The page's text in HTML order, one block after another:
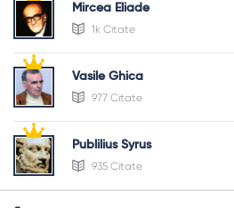
Mircea Eliade
1k Citate
Vasile Ghica
977 Citate
Publilius Syrus
935 Citate